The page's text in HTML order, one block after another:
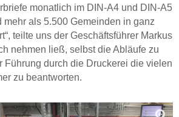
monatlich im DIN-A4 und DIN-A5
mehr als 5.500 Gemeinden in ganz
teilte uns der Geschäftsführer Markus
nehmen ließ, selbst die Abläufe zu
Führung durch die Druckerei die vielen
zu beantworten.